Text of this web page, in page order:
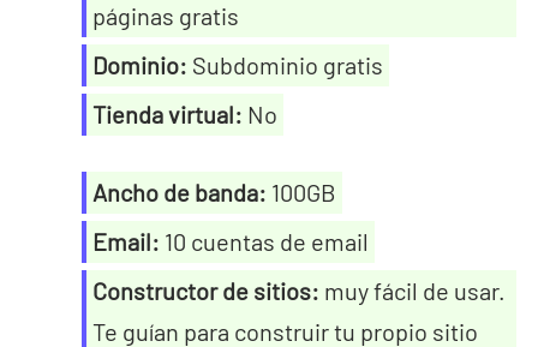
páginas gratis
Dominio: Subdominio gratis
Tienda virtual: No
Ancho de banda: 100GB
Email: 10 cuentas de email
Constructor de sitios: muy fácil de usar.
Te guían para construir tu propio sitio